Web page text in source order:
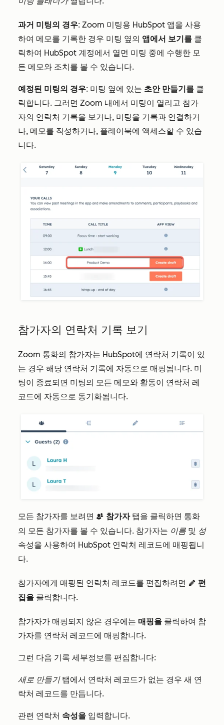
과거 미팅의 경우: Zoom 미팅용 HubSpot 앱을 사용
하여 메모를 기록한 경우 미팅 옆의 앱에서 보기를 클
릭하여 HubSpot 계정에서 열면 미팅 중에 수행한 모
든 메모와 조치를 볼 수 있습니다.
예정된 미팅의 경우: 미팅 옆에 있는 초안 만들기를 클
릭합니다. 그러면 Zoom 내에서 미팅이 열리고 참가
자의 연락처 기록을 보거나, 미팅을 기록과 연결하거
나, 메모를 작성하거나, 플레이북에 액세스할 수 있습
니다.
참가자의 연락처 기록 보기
Zoom 통화의 참가자는 HubSpot에 연락처 기록이 있
는 경우 해당 연락처 기록에 자동으로 매핑됩니다. 미
팅이 종료되면 미팅의 모든 메모와 활동이 연락처 레
코드에 자동으로 동기화됩니다.
모든 참가자를 보려면 contactDuplicate 참가자탭을 클릭하면 통화
의 모든 참가자를 볼 수 있습니다. 참가자는 이름 및 성
속성을 사용하여 HubSpot 연락처 레코드에 매핑됩니
다.
참가자에게 매핑된 연락처 레코드를 편집하려면 edit 편
집을 클릭합니다.
참가자가 매핑되지 않은 경우에는 매핑을 클릭하여 참
가자를 연락처 레코드에 매핑합니다.
그런 다음 기록 세부정보를 편집합니다:
새로 만들기탭에서 연락처 레코드가 없는 경우 새 연
락처 레코드를 만듭니다.
관련 연락처 속성을 입력합니다.